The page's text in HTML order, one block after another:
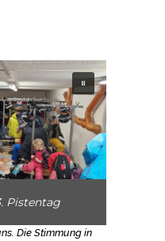
Pistentag
Die Stimmung in